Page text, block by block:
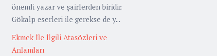
önemli yazar ve şairlerden biridir.
Gökalp eserleri ile gerekse de y...
Ekmek İle İlgili Atasözleri ve
Anlamları